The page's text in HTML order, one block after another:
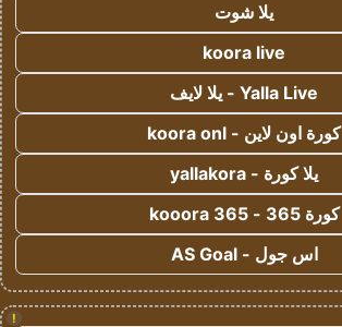
يلا شوت
koora live
Yalla Live - يلا لايف
كورة اون لاين - koora onl
يلا كورة - yallakora
كورة 365 - kooora 365
اس جول - AS Goal
!